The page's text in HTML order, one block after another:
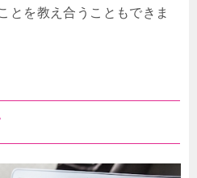
とを教え合うこともできま